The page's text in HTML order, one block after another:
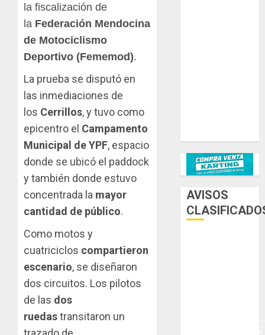
la fiscalización de
la Federación Mendocina
de Motociclismo
Deportivo (Fememod).
La prueba se disputó en
las inmediaciones de
los Cerrillos, y tuvo como
epicentro el Campamento
Municipal de YPF, espacio
donde se ubicó el paddock
y también donde estuvo
concentrada la mayor
cantidad de público.
Como motos y
cuatriciclos compartieron
escenario, se diseñaron
dos circuitos. Los pilotos
de las dos
ruedastransitaron un
AVISOS